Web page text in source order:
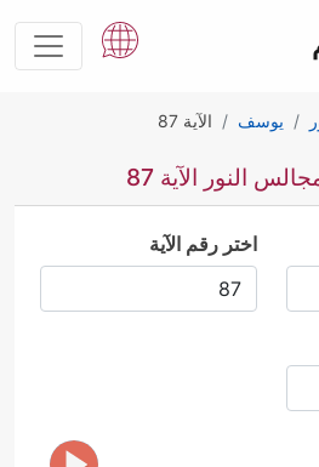
يوسف الآية 87
النور الآية 87
اختر رقم الآية